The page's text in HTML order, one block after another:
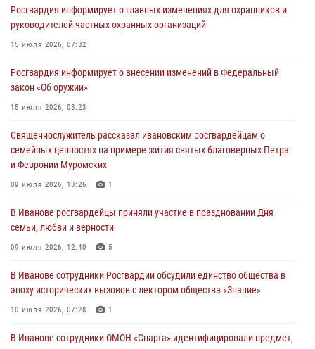
торжественных мероприятиях, посвященных празднованию Дня
Воздушно-десантных войск
02 августа 2026, 11:46
Мероприятия в рамках акции «Каникулы с Росгвардией»
продолжаются в Ивановской области
31 июля 2026, 11:08
В Ивановской области при содействии Росгвардии задержаны
подозреваемые в серии автомобильных краж
30 июля 2026, 12:41
празднования Дня Крещения Руси
Росгвардия информирует о главных изменениях для охранников и
руководителей частных охранных организаций
15 июля 2026, 07:32
Росгвардия информирует о внесении изменений в Федеральный
закон «Об оружии»
15 июля 2026, 08:23
Священнослужитель рассказал ивановским росгвардейцам о
семейных ценностях на примере жития святых благоверных Петра
и Февронии Муромских
09 июля 2026, 13:26 1
В Иванове росгвардейцы приняли участие в праздновании Дня
семьи, любви и верности
09 июля 2026, 12:40 5
В Иванове сотрудники Росгвардии обсудили единство общества в
эпоху исторических вызовов с лектором общества «Знание»
10 июля 2026, 07:28 1
В Иванове сотрудники ОМОН «Спарта» идентифицировали предмет,